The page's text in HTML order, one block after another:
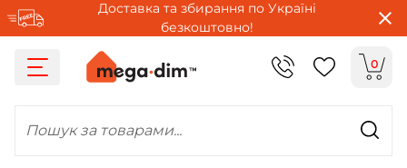
Доставка та збирання по Україні
безкоштовно!
0
Пошук за товарами...